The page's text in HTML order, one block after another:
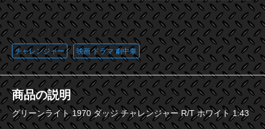
この商品に登録されているタグ
チャレンジャー 映画 ドラマ 劇中車
商品の説明
グリーンライト 1970 ダッジ チャレンジャー R/T ホワイト 1:43